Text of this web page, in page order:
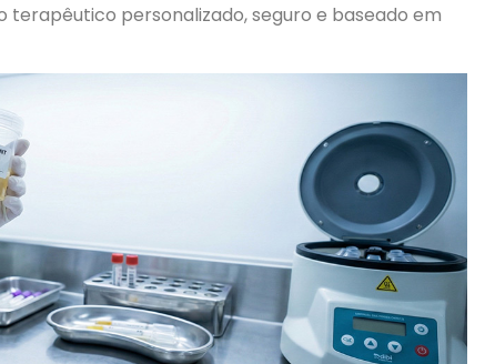
terapêutico personalizado, seguro e baseado em